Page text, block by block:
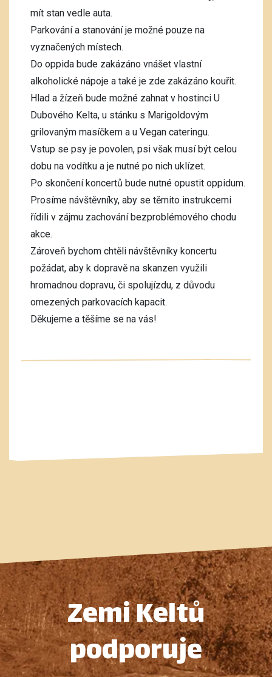
mít stan vedle auta.
Parkování a stanování je možné pouze na
vyznačených místech.
Do oppida bude zakázáno vnášet vlastní
alkoholické nápoje a také je zde zakázáno kouřit.
Hlad a žízeň bude možné zahnat v hostinci U
Dubového Kelta, u stánku s Marigoldovým
grilovaným masíčkem a u Vegan cateringu.
Vstup se psy je povolen, psi však musí být celou
dobu na vodítku a je nutné po nich uklízet.
Po skončení koncertů bude nutné opustit oppidum.
Prosíme návštěvníky, aby se těmito instrukcemi
řídili v zájmu zachování bezproblémového chodu
akce.
Zároveň bychom chtěli návštěvníky koncertu
požádat, aby k dopravě na skanzen využili
hromadnou dopravu, či spolujízdu, z důvodu
omezených parkovacích kapacit.
Děkujeme a těšíme se na vás!
Zemi Keltů
podporuje